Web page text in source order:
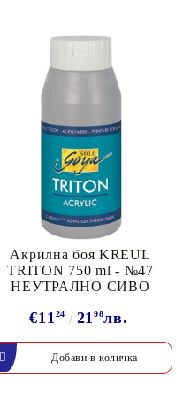
Акрилна боя KREUL
TRITON 750 ml - №47
НЕУТРАЛНО СИВО
€11 24 2198лв.